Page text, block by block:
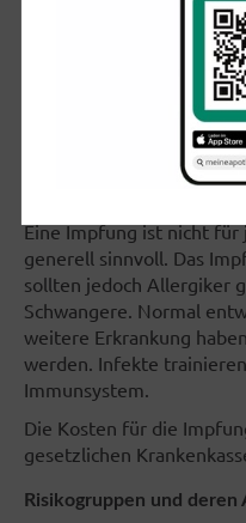
werden die
Influenza-Viren
Typs bietet die Impfung
schließt die Impfung das
vollkommen aus. Vor so
abgewandelten Formen
bekämpften Erreger -
Eine Impfung ist nicht
generell sinnvoll. Das
sollten jedoch Allergiker
Schwangere. Normal
weitere Erkrankung
werden. Infekte
Immunsystem.
Die Kosten für die
gesetzlichen
Risikogruppen und deren